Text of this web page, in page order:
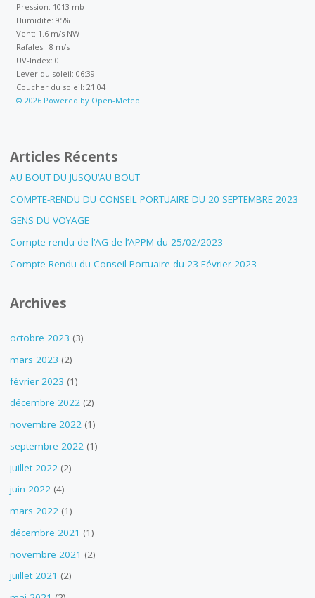
Pression: 1013 mb
Humidité: 95%
Vent: 1.6 m/s NW
Rafales : 8 m/s
UV-Index: 0
Lever du soleil: 06:39
Coucher du soleil: 21:04
© 2026 Powered by Open-Meteo
Articles Récents
AU BOUT DU JUSQU’AU BOUT
COMPTE-RENDU DU CONSEIL PORTUAIRE DU 20 SEPTEMBRE 2023
GENS DU VOYAGE
Compte-rendu de l’AG de l’APPM du 25/02/2023
Compte-Rendu du Conseil Portuaire du 23 Février 2023
Archives
octobre 2023 (3)
mars 2023 (2)
février 2023 (1)
décembre 2022(2)
novembre 2022(1)
septembre 2022(1)
juillet 2022 (2)
juin 2022(4)
mars 2022(1)
décembre 2021 (1)
novembre 2021 (2)
juillet 2021 (2)